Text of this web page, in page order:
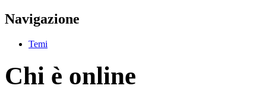
Navigazione
Temi
Chi è online